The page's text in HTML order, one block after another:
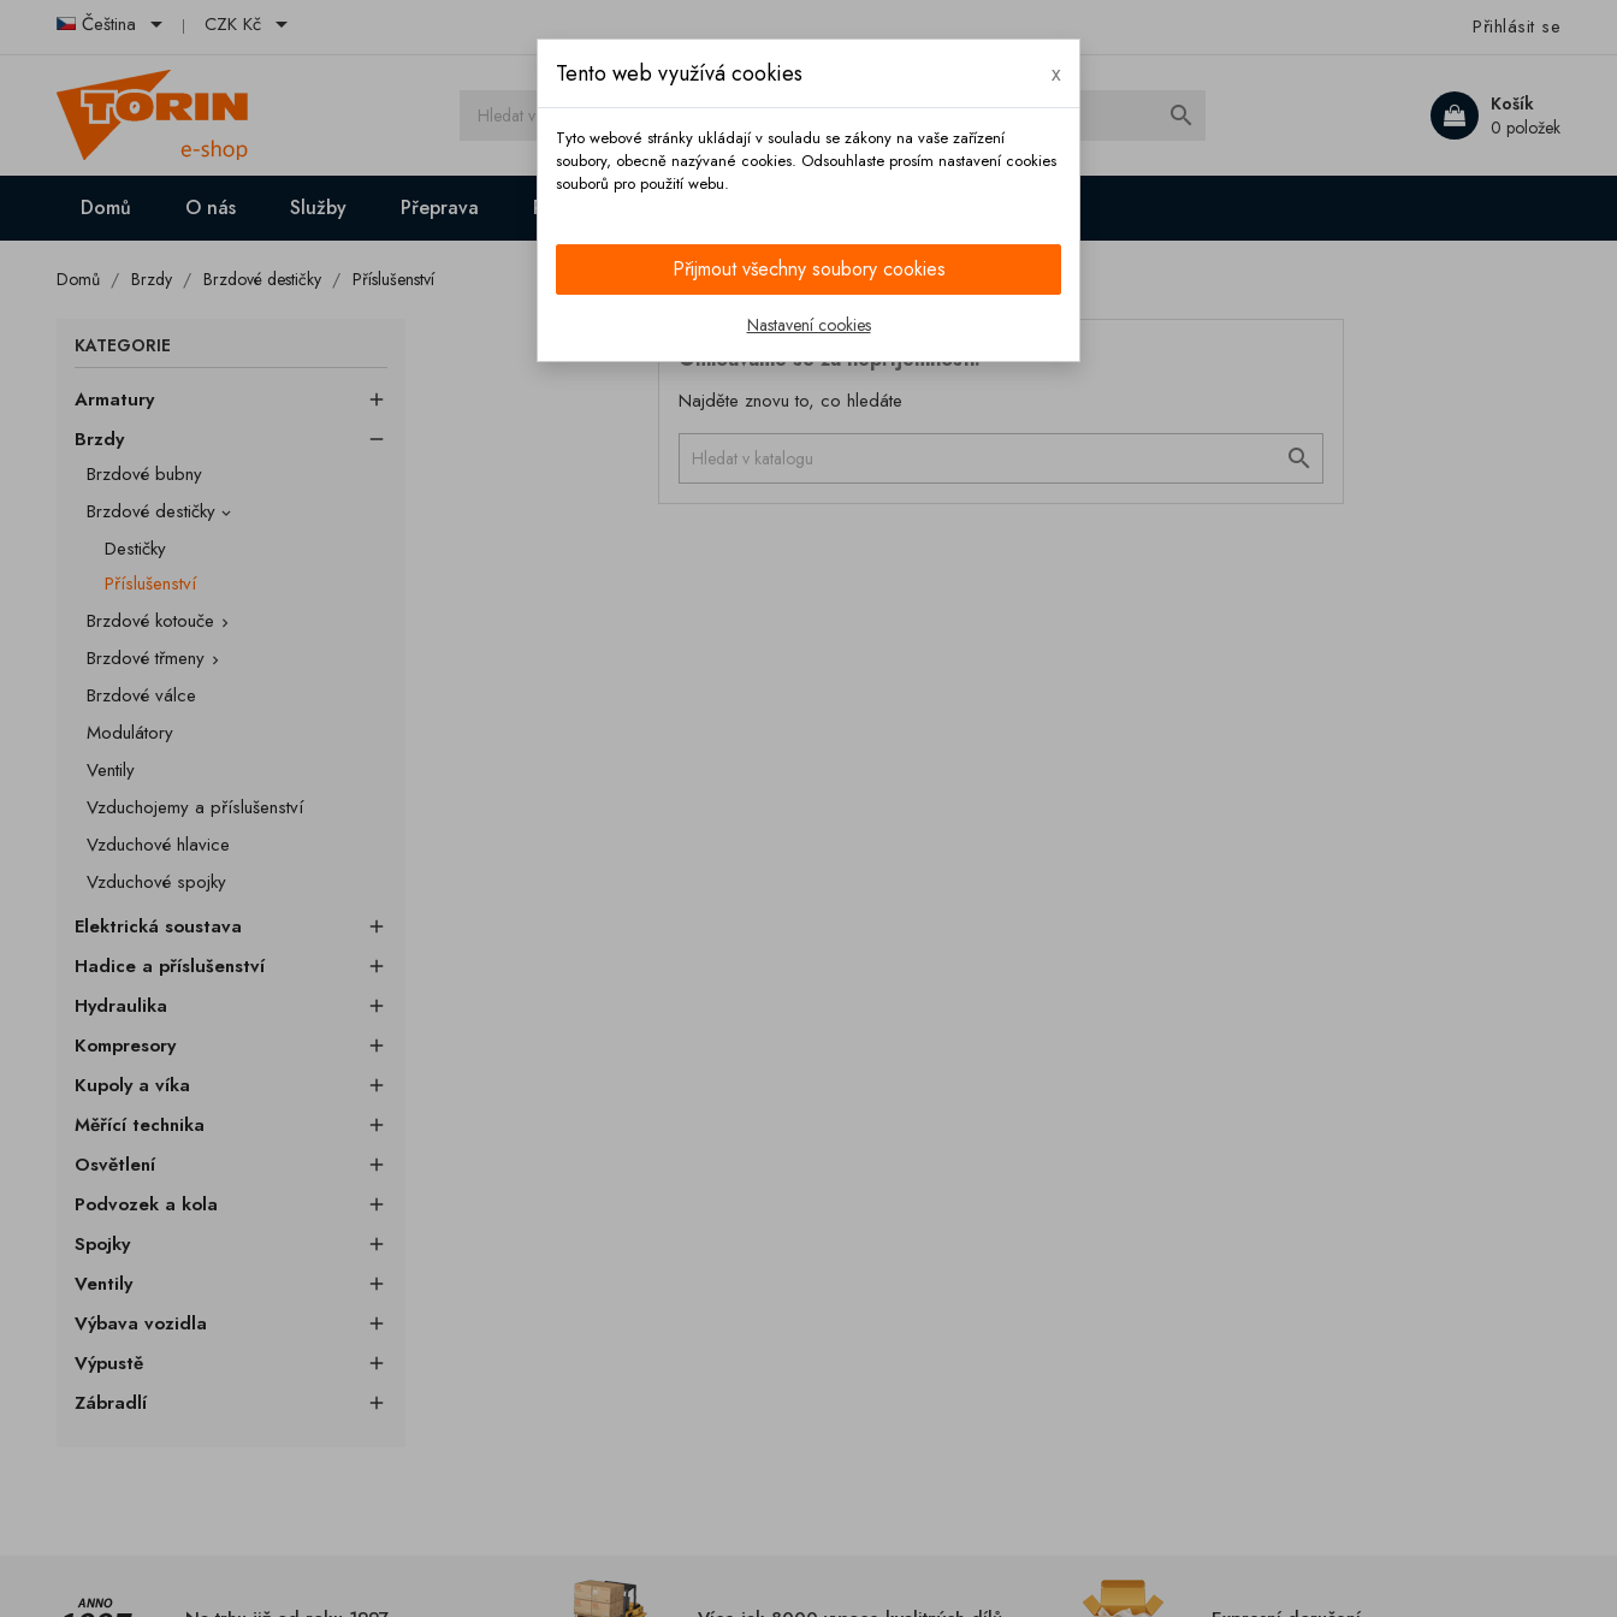
Čeština  CZK Kč  Přihlásit se
Košík
0 položek

Domů O nás Služby Přeprava Platba
Domů Brzdy Brzdové destičky Příslušenství
KATEGORIE
Armatury 
Brzdy 
Brzdové bubny
Brzdové destičky 
Destičky
Příslušenství
Brzdové kotouče 
Brzdové třmeny 
Brzdové válce
Modulátory
Ventily
Vzduchojemy a příslušenství
Vzduchové hlavice
Vzduchové spojky
Elektrická soustava

Hadice a příslušenství 
Hydraulika 
Kompresory 
Kupoly a víka 
Měřící technika 
Osvětlení 
Podvozek a kola 
Spojky 
Ventily 
Výbava vozidla 
Výpustě 
Zábradlí 
Omlouváme se za nepříjemnosti.
Najděte znovu to, co hledáte

Tento web využívá cookies x
Tyto webové stránky ukládají v souladu se zákony na vaše zařízení
soubory, obecně nazývané cookies. Odsouhlaste prosím nastavení cookies
souborů pro použití webu.
Přijmout všechny soubory cookies
Nastavení cookies